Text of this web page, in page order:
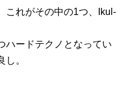
これがその中の1つ、Ikul-
ハードテクノとなってい
。